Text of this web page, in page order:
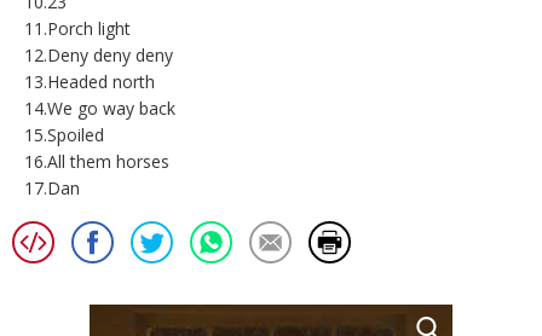
11.Porch light
12.Deny deny deny
13.Headed north
14.We go way back
15.Spoiled
16.All them horses
17.Dan